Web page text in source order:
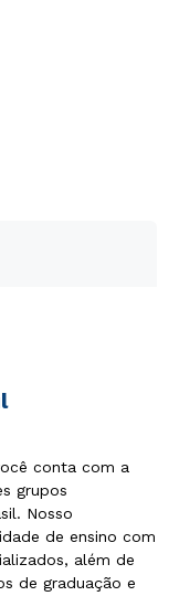
conta com a
grupos
Nosso
de ensino com
além de
de graduação e